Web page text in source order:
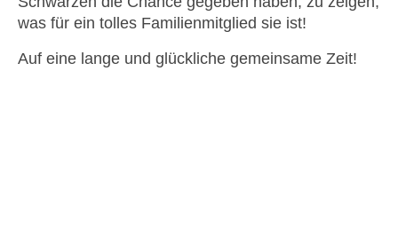
was für ein tolles Familienmitglied sie ist!
Auf eine lange und glückliche gemeinsame Zeit!